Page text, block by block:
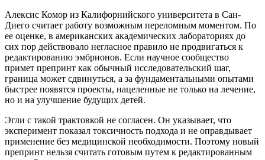
Алексис Комор из Калифорнийского университета в Сан-
Диего считает работу возможным переломным моментом. По
ее оценке, в американских академических лабораториях до
сих пор действовало негласное правило не продвигаться к
редактированию эмбрионов. Если научное сообщество
примет препринт как обычный исследовательский шаг,
граница может сдвинуться, а за фундаментальными опытами
быстрее появятся проекты, нацеленные не только на лечение,
но и на улучшение будущих детей.
Эгли с такой трактовкой не согласен. Он указывает, что
эксперимент показал токсичность подхода и не оправдывает
применение без медицинской необходимости. Поэтому новый
препринт нельзя считать готовым путем к редактированным